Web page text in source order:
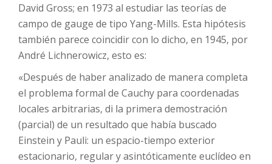
David Gross; en 1973 al estudiar las teorías de
campo de gauge de tipo Yang-Mills. Esta hipótesis
también parece coincidir con lo dicho, en 1945, por
André Lichnerowicz, esto es:
«Después de haber analizado de manera completa
el problema formal de Cauchy para coordenadas
locales arbitrarias, di la primera demostración
(parcial) de un resultado que había buscado
Einstein y Pauli: un espacio-tiempo exterior
estacionario, regular y asintóticamente euclídeo en